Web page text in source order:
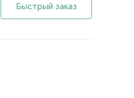
Быстрый заказ